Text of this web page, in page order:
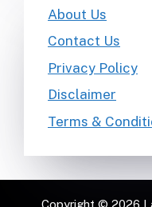
About Us
Contact Us
Privacy Policy
Disclaimer
Terms &
Copyright © 2026